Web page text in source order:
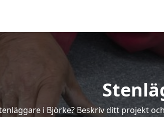
i Björke? Beskriv ditt projekt